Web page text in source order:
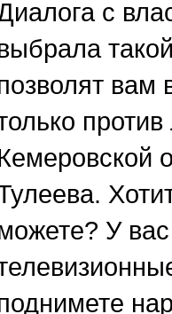
с
вам
У